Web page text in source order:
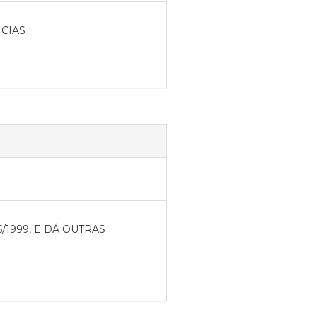
1999, E DÁ OUTRAS